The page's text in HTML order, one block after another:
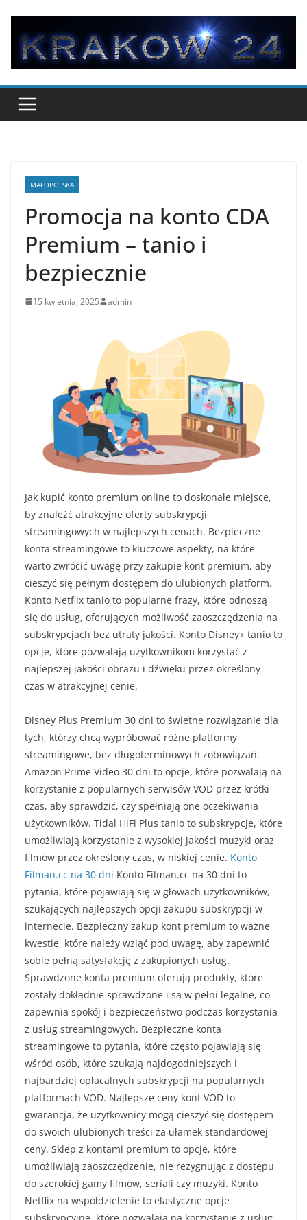
treści
MAŁOPOLSKA
Promocja na konto CDA
Premium – tanio i
bezpiecznie
15 kwietnia, 2025 admin
Jak kupić konto premium online to doskonałe miejsce,
by znaleźć atrakcyjne oferty subskrypcji
streamingowych w najlepszych cenach. Bezpieczne
konta streamingowe to kluczowe aspekty, na które
warto zwrócić uwagę przy zakupie kont premium, aby
cieszyć się pełnym dostępem do ulubionych platform.
Konto Netflix tanio to popularne frazy, które odnoszą
się do usług, oferujących możliwość zaoszczędzenia na
subskrypcjach bez utraty jakości. Konto Disney+ tanio to
opcje, które pozwalają użytkownikom korzystać z
najlepszej jakości obrazu i dźwięku przez określony
czas w atrakcyjnej cenie.
Disney Plus Premium 30 dni to świetne rozwiązanie dla
tych, którzy chcą wypróbować różne platformy
streamingowe, bez długoterminowych zobowiązań.
Amazon Prime Video 30 dni to opcje, które pozwalają na
korzystanie z popularnych serwisów VOD przez krótki
czas, aby sprawdzić, czy spełniają one oczekiwania
użytkowników. Tidal HiFi Plus tanio to subskrypcje, które
umożliwiają korzystanie z wysokiej jakości muzyki oraz
filmów przez określony czas, w niskiej cenie. Konto
Filman.cc na 30 dni Konto Filman.cc na 30 dni to
pytania, które pojawiają się w głowach użytkowników,
szukających najlepszych opcji zakupu subskrypcji w
internecie. Bezpieczny zakup kont premium to ważne
kwestie, które należy wziąć pod uwagę, aby zapewnić
sobie pełną satysfakcję z zakupionych usług.
Sprawdzone konta premium oferują produkty, które
zostały dokładnie sprawdzone i są w pełni legalne, co
zapewnia spokój i bezpieczeństwo podczas korzystania
z usług streamingowych. Bezpieczne konta
streamingowe to pytania, które często pojawiają się
wśród osób, które szukają najdogodniejszych i
najbardziej opłacalnych subskrypcji na popularnych
platformach VOD. Najlepsze ceny kont VOD to
gwarancja, że użytkownicy mogą cieszyć się dostępem
do swoich ulubionych treści za ułamek standardowej
ceny. Sklep z kontami premium to opcje, które
umożliwiają zaoszczędzenie, nie rezygnując z dostępu
do szerokiej gamy filmów, seriali czy muzyki. Konto
Netflix na współdzielenie to elastyczne opcje